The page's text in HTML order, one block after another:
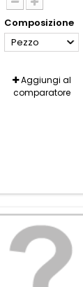
Composizione
Pezzo
Aggiungi al
comparatore